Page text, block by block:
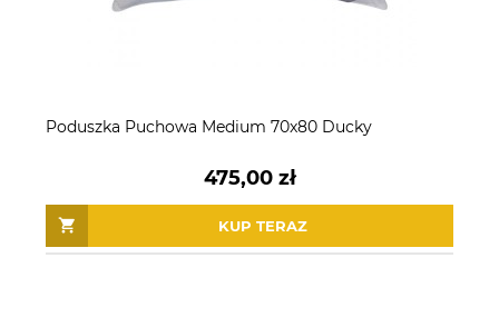
Poduszka Puchowa Medium 70x80 Ducky
475,00 zł
KUP TERAZ